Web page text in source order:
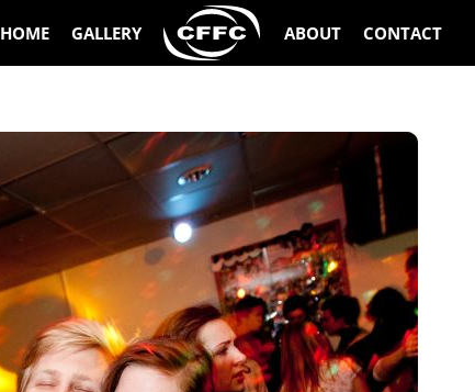
HOME GALLERY ABOUT CONTACT